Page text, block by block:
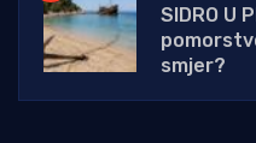
SIDRO U
smjer?